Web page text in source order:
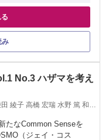
み
No.3 ハザマを考え
綾子 高橋 宏瑞 水野 篤 和足
たなCommon Senseを
（ジェイ・コス